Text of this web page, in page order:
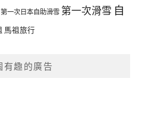
第一次日本自助滑雪 第一次滑雪 自
馬祖旅行
有趣的廣告